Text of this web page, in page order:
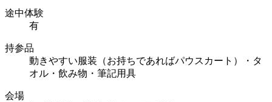
途中体験
有
持参品
動きやすい服装（お持ちであればパウスカート）・タ
オル・飲み物・筆記用具
会場